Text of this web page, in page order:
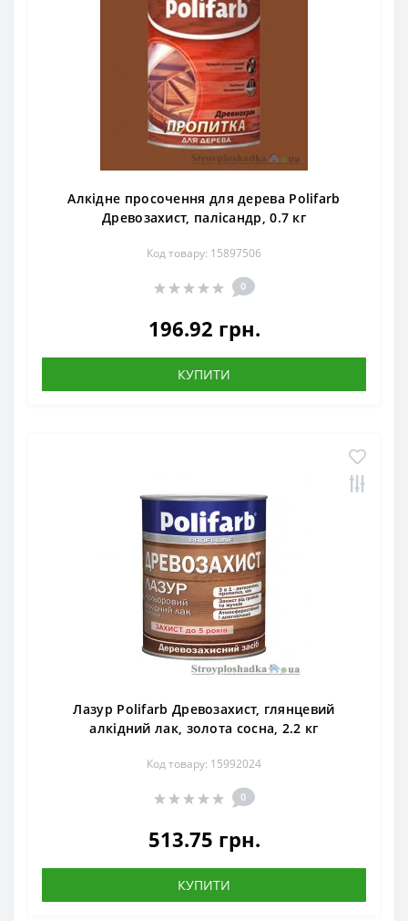
Алкідне просочення для дерева Polifarb
Древозахист, палісандр, 0.7 кг
Код товару: 15897506
0
196.92 грн.
КУПИТИ
Лазур Polifarb Древозахист, глянцевий
алкідний лак, золота сосна, 2.2 кг
Код товару: 15992024
0
513.75 грн.
КУПИТИ